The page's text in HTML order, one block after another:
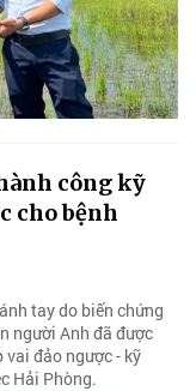
công kỹ
cho bệnh
tay do biến chứng
người Anh đã được
đảo ngược - kỹ
Hải Phòng.